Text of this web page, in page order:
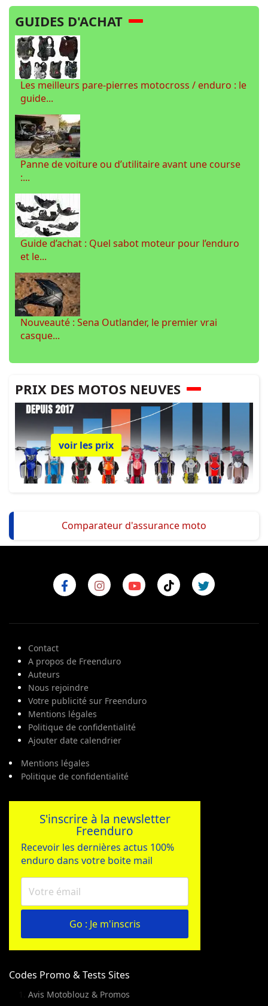
GUIDES D'ACHAT
Les meilleurs pare-pierres motocross / enduro : le
guide...
Panne de voiture ou d’utilitaire avant une course
:...
Guide d’achat : Quel sabot moteur pour l’enduro
et le...
Nouveauté : Sena Outlander, le premier vrai
casque...
PRIX DES MOTOS NEUVES
voir les prix
Comparateur d'assurance moto
Contact
A propos de Freenduro
Auteurs
Nous rejoindre
Votre publicité sur Freenduro
Mentions légales
Politique de confidentialité
Ajouter date calendrier
Mentions légales
Politique de confidentialité
S'inscrire à la newsletter
Freenduro
Recevoir les dernières actus 100%
enduro dans votre boite mail
Go : Je m'inscris
Codes Promo & Tests Sites
Avis Motoblouz & Promos